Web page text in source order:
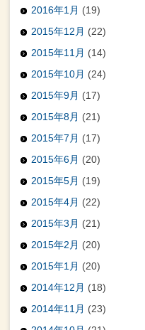
2016年1月 (19)
2015年12月 (22)
2015年11月 (14)
2015年10月 (24)
2015年9月 (17)
2015年8月 (21)
2015年7月 (17)
2015年6月 (20)
2015年5月 (19)
2015年4月 (22)
2015年3月 (21)
2015年2月 (20)
2015年1月 (20)
2014年12月 (18)
2014年11月 (23)